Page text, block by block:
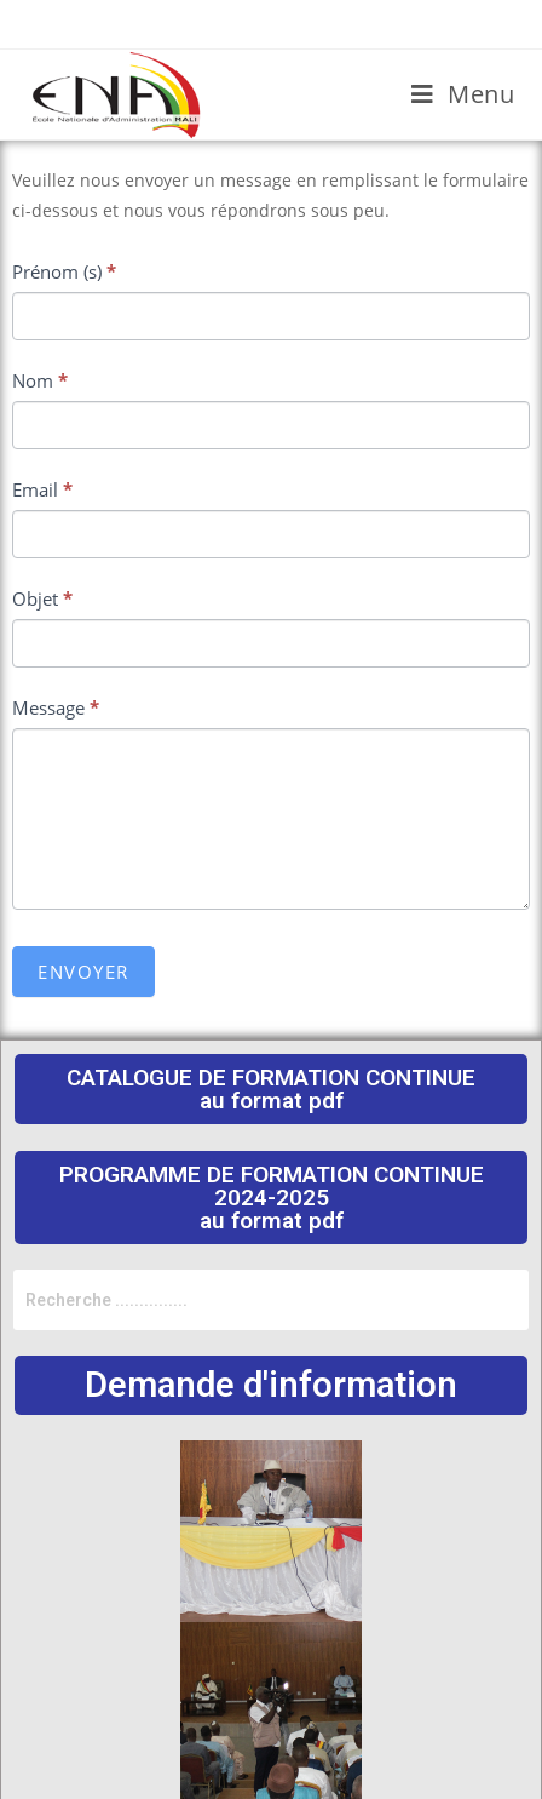
Menu
Veuillez nous envoyer un message en remplissant le formulaire
ci-dessous et nous vous répondrons sous peu.
Prénom (s) *
Nom *
Email *
Objet *
Message *
ENVOYER
CATALOGUE DE FORMATION CONTINUE
au format pdf
PROGRAMME DE FORMATION CONTINUE
2024-2025
au format pdf
Demande d'information